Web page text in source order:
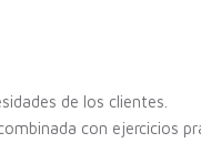
de los clientes.
con ejercicios